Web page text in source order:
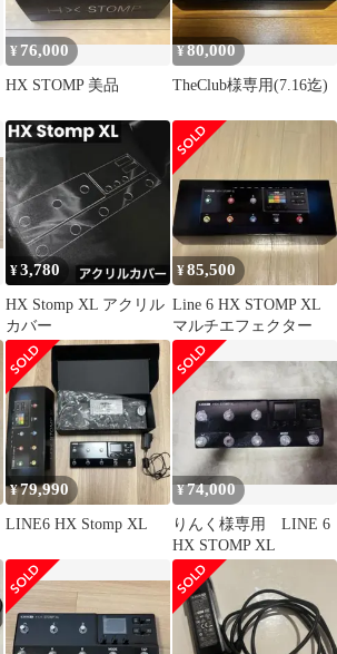
¥ 76,000
HX STOMP 美品
¥80,000
TheClub様専用(7.16迄)
¥3,780
HX Stomp XL アクリル
カバー
¥85,500
Line 6 HX STOMP XL
マルチエフェクター
¥79,990
LINE6 HX Stomp XL
¥74,000
りんく様専用 LINE 6
HX STOMP XL